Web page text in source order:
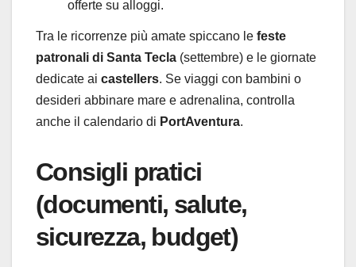
offerte su alloggi.
Tra le ricorrenze più amate spiccano le feste
patronali di Santa Tecla (settembre) e le giornate
dedicate ai castellers. Se viaggi con bambini o
desideri abbinare mare e adrenalina, controlla
anche il calendario di PortAventura.
Consigli pratici
(documenti, salute,
sicurezza, budget)